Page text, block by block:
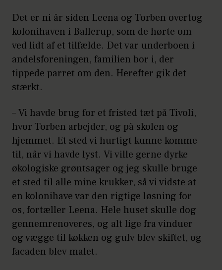
Det er ni år siden Leena og Torben overtog
kolonihaven i Ballerup, som de hørte om
ved lidt af et tilfælde. Det var underboen i
andelsforeningen, familien bor i, der
tippede parret om den. Herefter gik det
stærkt.
– Vi havde brug for et fristed tæt på Tivoli,
hvor Torben arbejder, og på skolen og
hjemmet. Et sted vi hurtigt kunne komme
til, når vi havde lyst. Vi ville gerne dyrke
økologiske grøntsager og jeg skulle bruge
et sted til alle mine krukker, så vi vidste at
en kolonihave var den rigtige løsning for
os, fortæller Leena. Hele huset skulle dog
gennemrenoveres, og alt lige fra vinduer
og vægge til køkken og gulv blev skiftet, og
facaden blev malet.